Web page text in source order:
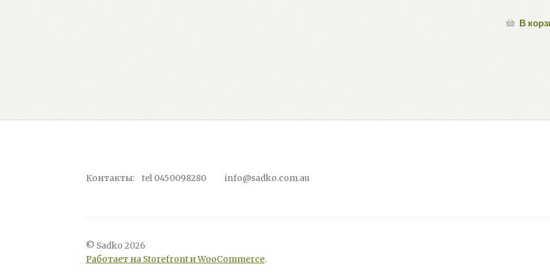
В
Контакты: tel 0450098280 info@sadko.com.au
© Sadko 2026
Работает на Storefront и WooCommerce.